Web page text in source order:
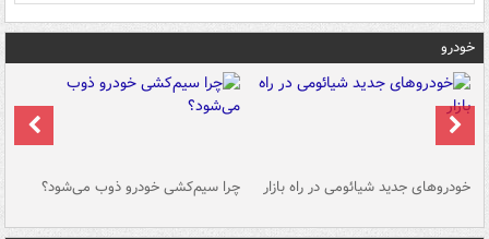
خودرو
خودروهای جدید شیائومی در راه بازار چرا سیم‌کشی خودرو ذوب می‌شود؟